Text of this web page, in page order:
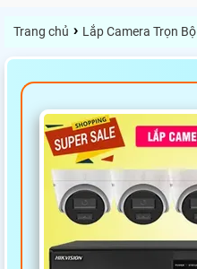
Trang chủ › Lắp Camera Trọn Bộ